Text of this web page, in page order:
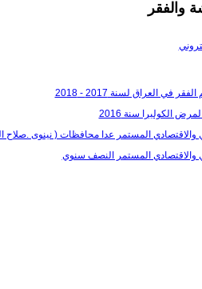
والفقر
في العراق لسنة 2017 - 2018
الكوليرا سنة 2016
والاقتصادي المستمر عدا محافظات ( نينوى .صلاح
والاقتصادي المستمر النصف سنوي